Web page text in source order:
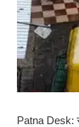
Patna Desk: